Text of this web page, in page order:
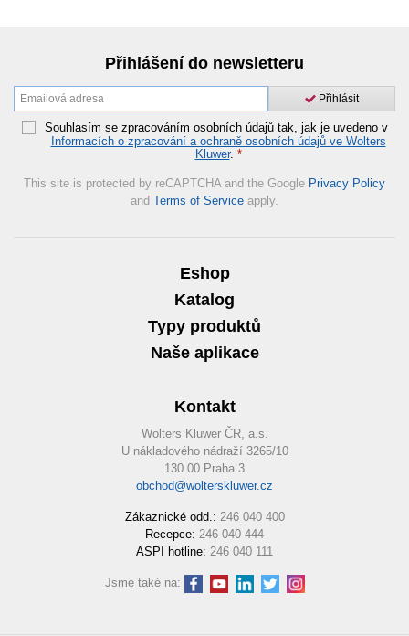
Přihlášení do newsletteru
Přihlásit
Souhlasím se zpracováním osobních údajů tak, jak je uvedeno v
Informacích o zpracování a ochraně osobních údajů ve Wolters
Kluwer. *
This site is protected by reCAPTCHA and the Google Privacy Policy
and Terms of Service apply.
Eshop
Katalog
Typy produktů
Naše aplikace
Kontakt
Wolters Kluwer ČR, a.s.
U nákladového nádraží 3265/10
130 00 Praha 3
obchod@wolterskluwer.cz
Zákaznické odd.: 246 040 400
Recepce: 246 040 444
ASPI hotline: 246 040 111
Jsme také na: